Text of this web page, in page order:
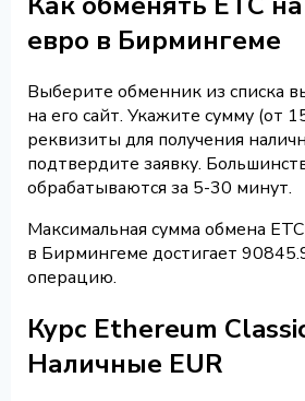
евро в Бирмингеме
Выберите обменник из списка
на его сайт. Укажите сумму (от
реквизиты для получения
подтвердите заявку.
обрабатываются за 5-30 минут.
Максимальная сумма обмена
в Бирмингеме достигает
операцию.
Курс Ethereum
Наличные EUR